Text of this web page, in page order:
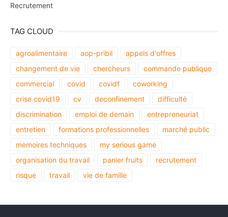
Recrutement
TAG CLOUD
agroalimentaire aop-pribil
appels d'offres
changement de vie
chercheurs
commande publique
commercial
covid covidf
coworking
crise covid19
cv deconfinement
difficulté
discrimination
emploi de demain
entrepreneuriat
entretien
formations professionnelles
marché public
memoires techniques
my serious game
organisation du travail
panier fruits
recrutement
risque
travail vie de famille